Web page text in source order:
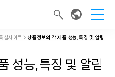
설사이트 >상품정보의 각 제품 성능,특징 및 알림
성능,특징 및 알림